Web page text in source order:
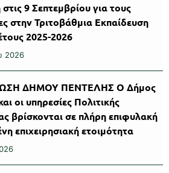
9 Σεπτεμβρίου για τους
στην Τριτοβάθμια Εκπαίδευση
2025-2026
2026
ΔΗΜΟΥ ΠΕΝΤΕΛΗΣ Ο Δήμος
οι υπηρεσίες Πολιτικής
βρίσκονται σε πλήρη επιφυλακή
επιχειρησιακή ετοιμότητα